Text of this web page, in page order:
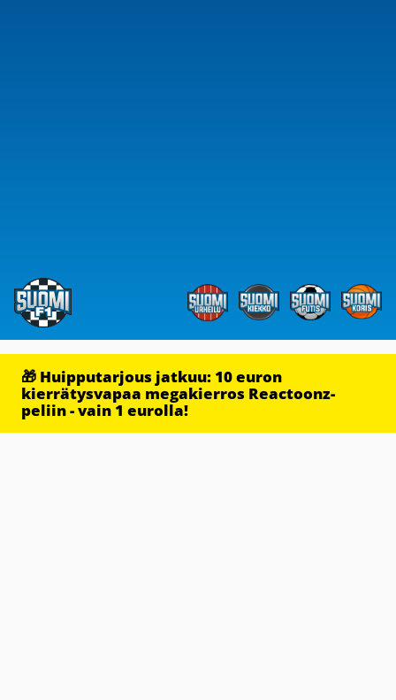
🎁 Huipputarjous jatkuu: 10 euron
kierrätysvapaa megakierros Reactoonz-
peliin - vain 1 eurolla!